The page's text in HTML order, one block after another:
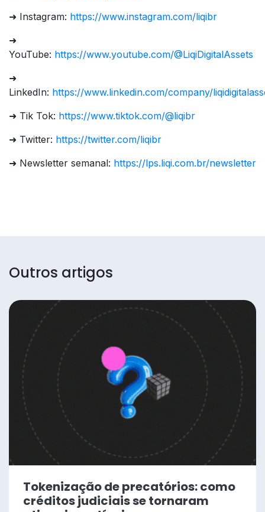
➜ Instagram: https://www.instagram.com/liqibr
➜
YouTube: https://www.youtube.com/@LiqiDigitalAssets
➜
LinkedIn: https://www.linkedin.com/company/
➜ Tik Tok: https://www.tiktok.com/@liqibr
➜ Twitter: https://twitter.com/liqibr
➜ Newsletter semanal: https://lps.liqi.com.br/newsletter
Outros artigos
Tokenização de precatórios: como
créditos judiciais se tornaram